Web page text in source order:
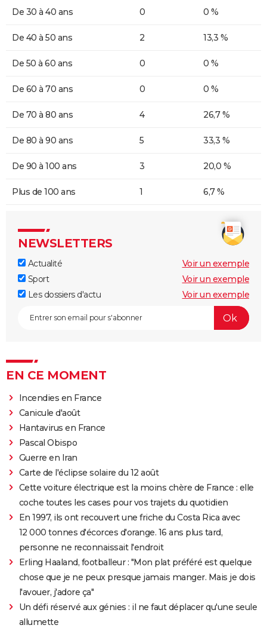
De 30 à 40 ans 0 0 %
De 40 à 50 ans 2 13,3 %
De 50 à 60 ans 0 0 %
De 60 à 70 ans 0 0 %
De 70 à 80 ans 4 26,7 %
De 80 à 90 ans 5 33,3 %
De 90 à 100 ans 3 20,0 %
Plus de 100 ans 1 6,7 %
NEWSLETTERS
Actualité
Voir un exemple
Sport
Voir un exemple
Les dossiers d'actu
Voir un exemple
EN CE MOMENT
Incendies en France
Canicule d'août
Hantavirus en France
Pascal Obispo
Guerre en Iran
Carte de l'éclipse solaire du 12 août
Cette voiture électrique est la moins chère de France : elle
coche toutes les cases pour vos trajets du quotidien
En 1997, ils ont recouvert une friche du Costa Rica avec
12 000 tonnes d'écorces d'orange. 16 ans plus tard,
personne ne reconnaissait l'endroit
Erling Haaland, footballeur : "Mon plat préféré est quelque
chose que je ne peux presque jamais manger. Mais je dois
l'avouer, j'adore ça"
Un défi réservé aux génies : il ne faut déplacer qu'une seule
allumette